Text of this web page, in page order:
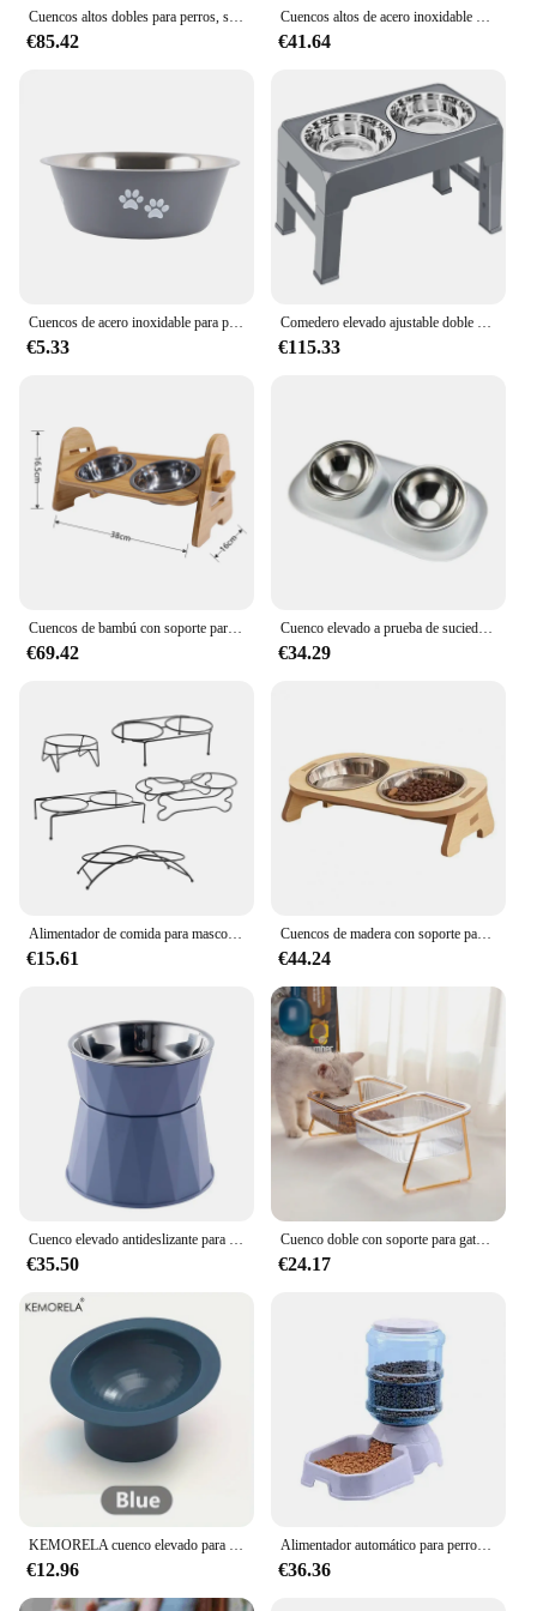
Cuencos altos dobles para perros, soporte de 3 niveles de altura ajustable, plato de alimentación lenta para perros medianos y grandes, mesa de alimentadores de agua
€85.42
Cuencos altos de acero inoxidable para perros, 4 alturas ajustables, soporte elevado para perros, 2 cuencos de comida para perros grandes, medianos y pequeños
€41.64
Cuencos de acero inoxidable para perros medianos y grandes, cuencos de alimentación para perros pequeños, cuencos de agua, tazón de comida elevado para mascotas
€5.33
Comedero elevado ajustable doble para perros, cuencos de agua y comida para gatos de acero inoxidable con soporte, mesa de comedor
€115.33
€69.42
Cuenco elevado a prueba de suciedad para mascotas, cuencos dobles de agua y comida para perros y gatos, dispensador de comida seca para mascotas, alimentador de acero inoxidable
€34.29
€15.61
Cuencos de madera con soporte para perro, alimentador elevado ajustable para mascotas pequeñas y medianas, comida para gatos, agua, conejo
€44.24
€35.50
Cuenco doble con soporte para gato, plato de alimentación de comida transparente, alimentador de agua elevado de Metal, suministros para perros, gatito y cachorro, nuevo
€24.17
€12.96
Alimentador automático para perros y gatos, cuenco de comida de alta capacidad, dispensador de agua por gravedad, accesorios para perros, 3,8 L
€36.36